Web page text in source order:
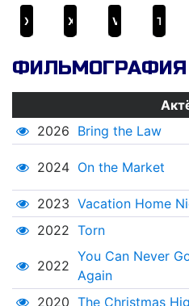
ФИЛЬМОГРАФИЯ
2026 Bring the Law
2024 On the Market
2023 Vacation Home
2022 Torn
2022
You Can Never
Again
2020 The Christmas